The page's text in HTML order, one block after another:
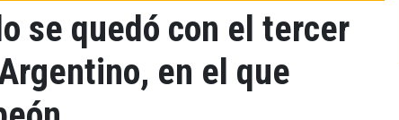
se quedó con el tercer
en el que